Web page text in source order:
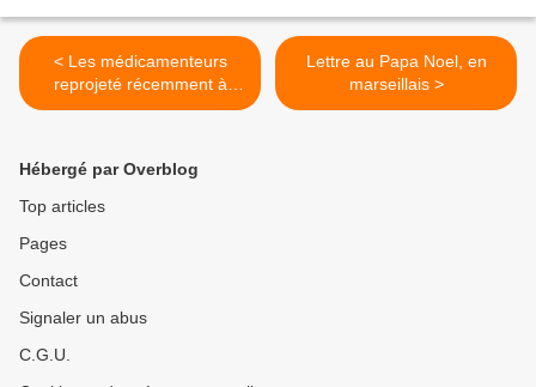
< Les médicamenteurs
reprojeté récemment à
Vitrolles
Lettre au Papa Noel, en
marseillais >
Hébergé par Overblog
Top articles
Pages
Contact
Signaler un abus
C.G.U.